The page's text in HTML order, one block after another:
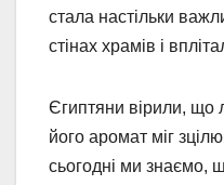
стала настільки
стінах храмів і
Єгиптяни вірили, що
його аромат міг
сьогодні ми знаємо,